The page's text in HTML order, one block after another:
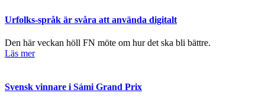
Urfolks-språk är svåra att använda digitalt
Den här veckan höll FN möte om hur det ska bli bättre.
Läs mer
Svensk vinnare i Sámi Grand Prix